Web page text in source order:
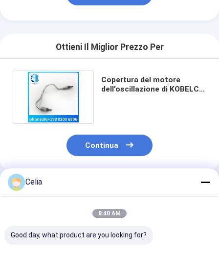
Ottieni Il Miglior Prezzo Per
Copertura del motore
dell'oscillazione di KOBELCO
Continua
Prodotti Raccomandati
Celia
8:40 AM
Good day, what product are you looking for?